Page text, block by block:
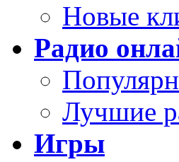
Новые
Радио
Лучшие
Игры